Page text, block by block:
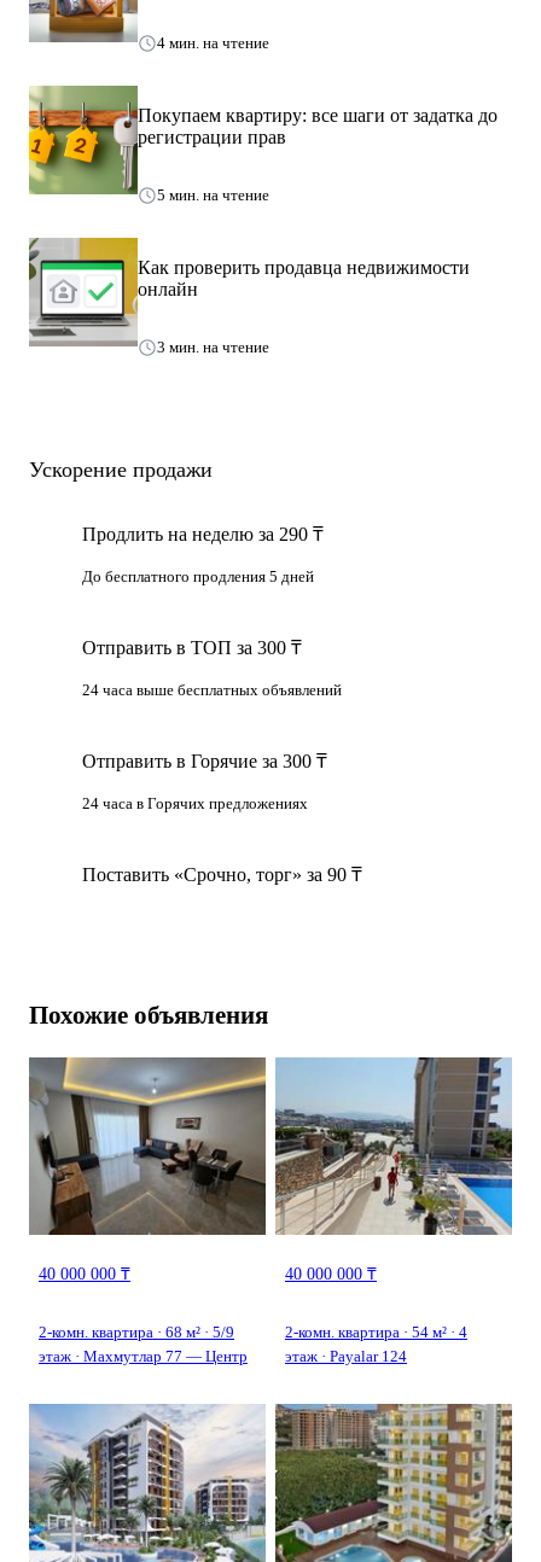
4 мин. на чтение
Покупаем квартиру: все шаги от задатка до
регистрации прав
5 мин. на чтение
Как проверить продавца недвижимости
онлайн
3 мин. на чтение
Ускорение продажи
Продлить на неделю за 290 ₸
До бесплатного продления 5 дней
Отправить в ТОП за 300 ₸
24 часа выше бесплатных объявлений
Отправить в Горячие за 300 ₸
24 часа в Горячих предложениях
Поставить «Срочно, торг» за 90 ₸
Похожие объявления
40 000 000 ₸
2-комн. квартира · 68 м² · 5/9
этаж · Махмутлар 77 — Центр
40 000 000 ₸
2-комн. квартира · 54 м² · 4
этаж · Payalar 124